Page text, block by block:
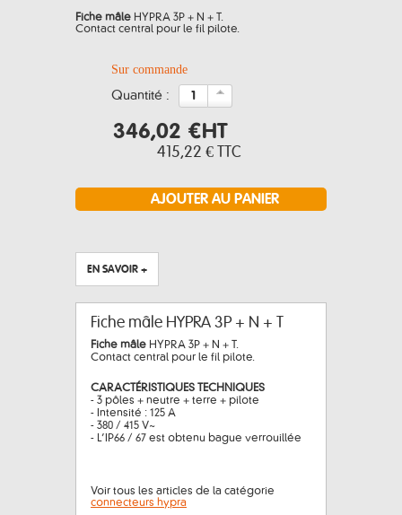
Fiche mâle HYPRA 3P + N + T.
Contact central pour le fil pilote.
Sur commande
quantité :
346,02 €HT
415,22 € TTC
EN SAVOIR +
Fiche mâle HYPRA 3P + N + T
Fiche mâle HYPRA 3P + N + T.
Contact central pour le fil pilote.
CARACTÉRISTIQUES TECHNIQUES
- 3 pôles + neutre + terre + pilote
- Intensité : 125 A
- 380 / 415 V~
- L’IP66 / 67 est obtenu bague verrouillée
Voir tous les articles de la catégorie
connecteurs hypra